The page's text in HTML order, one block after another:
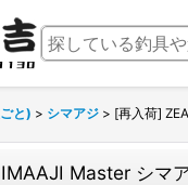
と) > シマアジ > [再入荷]
Master シマ